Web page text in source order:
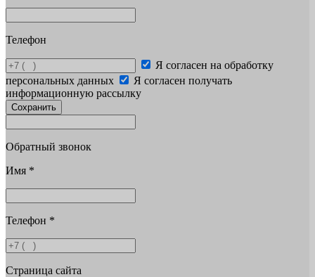
Телефон
Я согласен на обработку
персональных данных
Я согласен получать
информационную рассылку
Сохранить
Обратный звонок
Имя *
Телефон *
Страница сайта